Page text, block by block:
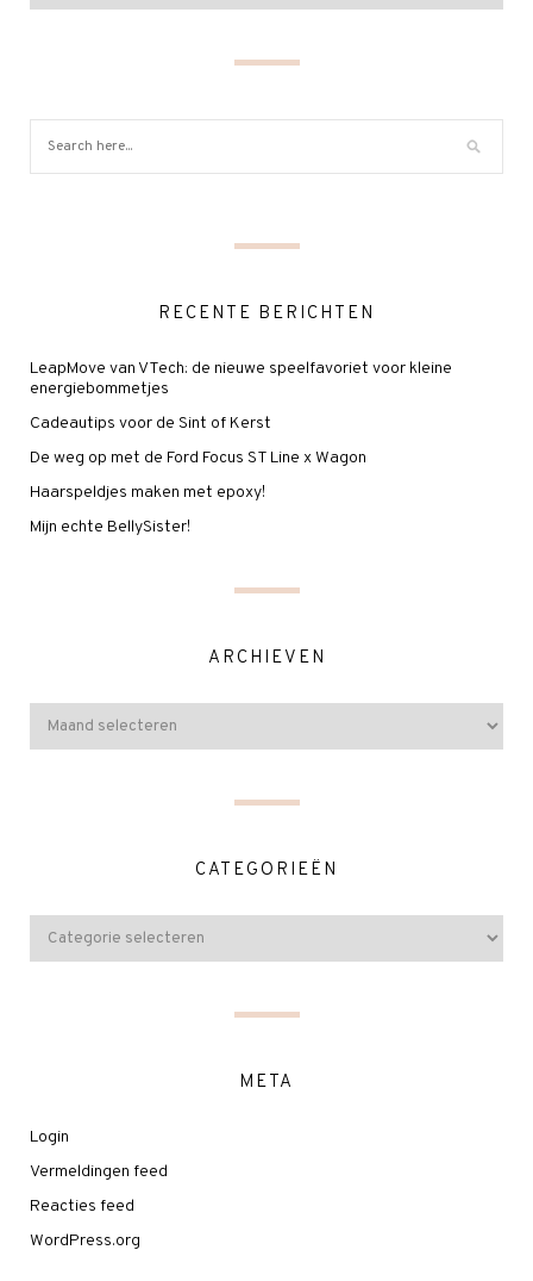
RECENTE BERICHTEN
LeapMove van VTech: de nieuwe speelfavoriet voor kleine
energiebommetjes
Cadeautips voor de Sint of Kerst
De weg op met de Ford Focus ST Line x Wagon
Haarspeldjes maken met epoxy!
Mijn echte BellySister!
ARCHIEVEN
CATEGORIEËN
META
Login
Vermeldingen feed
Reacties feed
WordPress.org